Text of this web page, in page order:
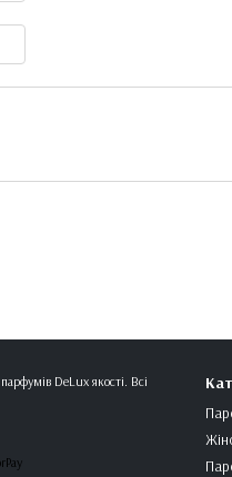
DeLux якості. Всі